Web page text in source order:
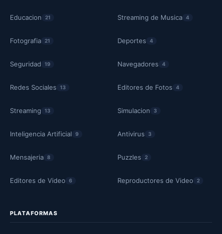
Educacion 21
Fotografia 21
Seguridad 19
Redes Sociales 13
Streaming 13
Inteligencia Artificial 9
Mensajeria 8
Editores de Video 6
Streaming de Musica 4
Deportes 4
Navegadores 4
Editores de Fotos 4
Simulacion 3
Antivirus 3
Puzzles 2
Reproductores de Video 2
PLATAFORMAS